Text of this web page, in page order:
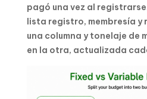
pagó una vez al
lista registro, membresía y
una columna y tonelaje de
en la otra, actualizada